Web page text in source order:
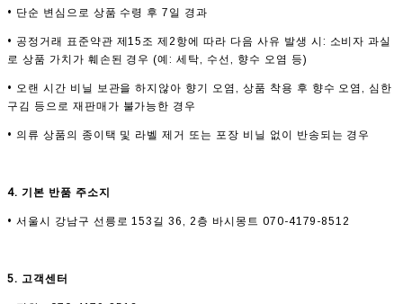
• 단순 변심으로 상품 수령 후 7일 경과
• 공정거래 표준약관 제15조 제2항에 따라 다음 사유 발생 시: 소비자 과실
로 상품 가치가 훼손된 경우 (예: 세탁, 수선, 향수 오염 등)
• 오랜 시간 비닐 보관을 하지않아 향기 오염, 상품 착용 후 향수 오염, 심한
구김 등으로 재판매가 불가능한 경우
• 의류 상품의 종이택 및 라벨 제거 또는 포장 비닐 없이 반송되는 경우
4. 기본 반품 주소지
• 서울시 강남구 선릉로 153길 36, 2층 바시몽트 070-4179-8512
5. 고객센터